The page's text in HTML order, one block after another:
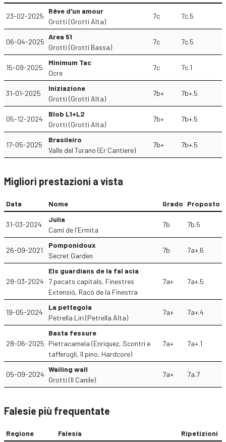
23-02-2025
Rêve d'un amour
Grotti (Grotti Alta)
7c 7c.5
06-04-2025
Area 51
Grotti (Grotti Bassa)
7c 7c.5
15-09-2025
Minimum Tac
Ocre
7c 7c.1
31-01-2025
Iniziazione
Grotti (Grotti Alta)
7b+ 7b+.5
05-12-2024
Blob L1+L2
Grotti (Grotti Alta)
7b+ 7b+.5
17-05-2025
Brasileiro
Valle del Turano (Er Cantiere)
7b+ 7b+.5
Migliori prestazioni a vista
Data Nome Grado Proposto
31-03-2024
Julia
Camí de l'Ermita
7b 7b.5
26-09-2021
Pomponidoux
Secret Garden
7b 7a+.6
28-03-2024
Els guardians de la fal acia
7 pecats capitals, Finestres
Extensió, Racó de la Finestra
7a+ 7a+.5
19-05-2024
La pettegola
Petrella Liri (Petrella Alta)
7a+ 7a+.4
28-06-2025
Basta fessure
Pietracamela (Enriquez, Scontri e
tafferugli, Il pino, Hardcore)
7a+ 7a+.1
05-09-2024
Wailing wall
Grotti (Il Canile)
7a+ 7a.7
Falesie più frequentate
Regione Falesia Ripetizioni